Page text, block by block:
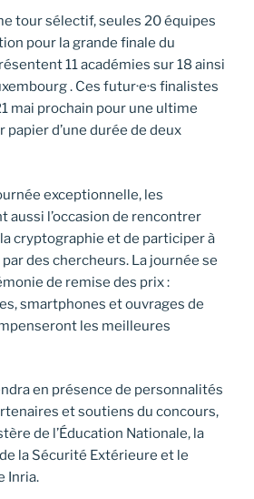
tour sélectif, seules 20 équipes
pour la grande finale du
11 académies sur 18 ainsi
. Ces futur·e·s finalistes
mai prochain pour une ultime
papier d’une durée de deux
exceptionnelle, les
aussi l’occasion de rencontrer
cryptographie et de participer à
des chercheurs. La journée se
de remise des prix :
smartphones et ouvrages de
les meilleures
en présence de personnalités
et soutiens du concours,
de l’Éducation Nationale, la
la Sécurité Extérieure et le
Inria.